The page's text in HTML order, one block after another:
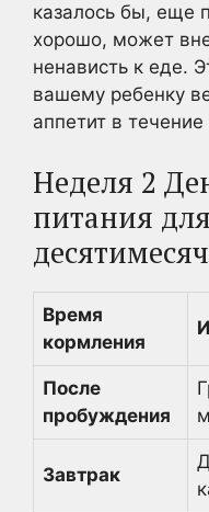
казалось бы, еще
хорошо, может
ненависть к еде.
вашему ребенку
аппетит в
Неделя 2
питания для
Время
кормления
После
пробуждения
Завтрак